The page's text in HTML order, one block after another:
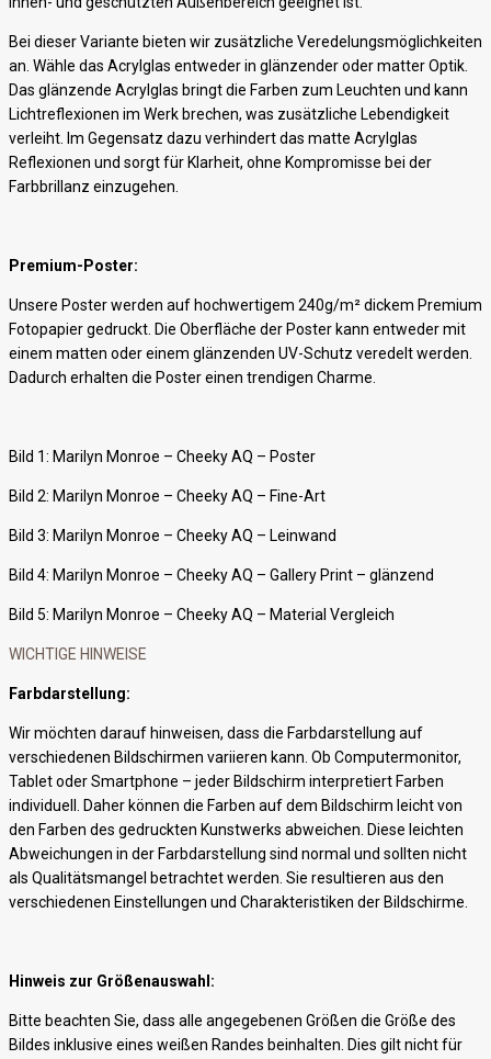
Bei dieser Variante bieten wir zusätzliche Veredelungsmöglichkeiten
an. Wähle das Acrylglas entweder in glänzender oder matter Optik.
Das glänzende Acrylglas bringt die Farben zum Leuchten und kann
Lichtreflexionen im Werk brechen, was zusätzliche Lebendigkeit
verleiht. Im Gegensatz dazu verhindert das matte Acrylglas
Reflexionen und sorgt für Klarheit, ohne Kompromisse bei der
Farbbrillanz einzugehen.
Premium-Poster:
Unsere Poster werden auf hochwertigem 240g/m² dickem Premium
Fotopapier gedruckt. Die Oberfläche der Poster kann entweder mit
einem matten oder einem glänzenden UV-Schutz veredelt werden.
Dadurch erhalten die Poster einen trendigen Charme.
Bild 1: Marilyn Monroe – Cheeky AQ – Poster
Bild 2: Marilyn Monroe – Cheeky AQ – Fine-Art
Bild 3: Marilyn Monroe – Cheeky AQ – Leinwand
Bild 4: Marilyn Monroe – Cheeky AQ – Gallery Print – glänzend
Bild 5: Marilyn Monroe – Cheeky AQ – Material Vergleich
WICHTIGE HINWEISE
Farbdarstellung:
Wir möchten darauf hinweisen, dass die Farbdarstellung auf
verschiedenen Bildschirmen variieren kann. Ob Computermonitor,
Tablet oder Smartphone – jeder Bildschirm interpretiert Farben
individuell. Daher können die Farben auf dem Bildschirm leicht von
den Farben des gedruckten Kunstwerks abweichen. Diese leichten
Abweichungen in der Farbdarstellung sind normal und sollten nicht
als Qualitätsmangel betrachtet werden. Sie resultieren aus den
verschiedenen Einstellungen und Charakteristiken der Bildschirme.
Hinweis zur Größenauswahl:
Bitte beachten Sie, dass alle angegebenen Größen die Größe des
Bildes inklusive eines weißen Randes beinhalten. Dies gilt nicht für